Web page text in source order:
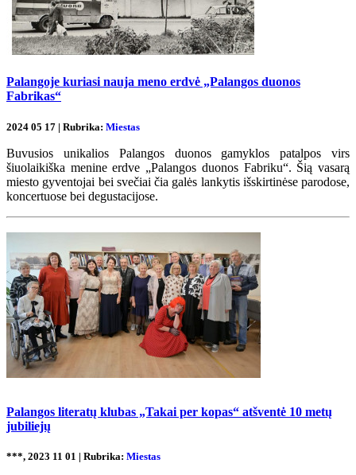
Palangoje kuriasi nauja meno erdvė „Palangos duonos
Fabrikas“
2024 05 17 | Rubrika: Miestas
Buvusios unikalios Palangos duonos gamyklos patalpos virs
šiuolaikiška menine erdve „Palangos duonos Fabriku“. Šią vasarą
miesto gyventojai bei svečiai čia galės lankytis išskirtinėse parodose,
koncertuose bei degustacijose.
Palangos literatų klubas „Takai per kopas“ atšventė 10 metų
jubiliejų
***, 2023 11 01 | Rubrika: Miestas